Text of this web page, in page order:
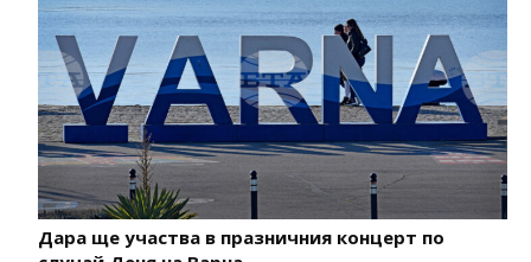
Дара ще участва в празничния концерт по